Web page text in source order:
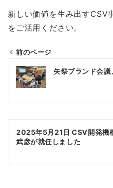
新しい価値を生み出すCSV
をご活用ください。
投
稿
ビ
ゲ
シ
前のページ
矢祭ブランド会
2025年5月21日 CSV開発機
武彦が就任しました